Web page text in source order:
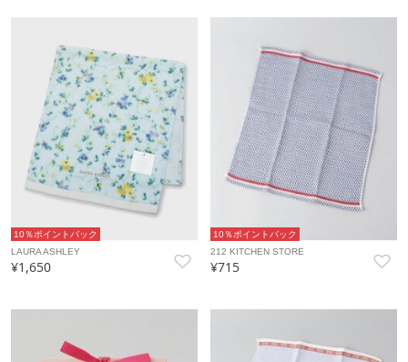
10％ポイントバック
LAURA ASHLEY
¥1,650
10％ポイントバック
212 KITCHEN STORE
¥715